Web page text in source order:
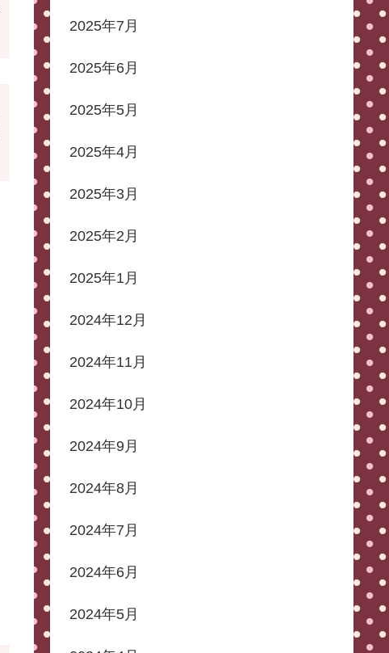
2025年7月
2025年6月
2025年5月
2025年4月
2025年3月
2025年2月
2025年1月
2024年12月
2024年11月
2024年10月
2024年9月
2024年8月
2024年7月
2024年6月
2024年5月